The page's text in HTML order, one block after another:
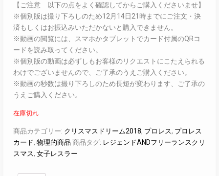
【ご注意 以下の点をよく確認してからご購入くださいませ】
※個別版は撮り下ろしのため12月14日21時までにご注文・決
済もしくはお振込みいただかないと購入できません。
※動画の閲覧には、スマホかタブレットでカード付属のQRコ
ードを読み取ってください。
※個別版の動画は必ずしもお客様のリクエストにこたえられる
わけでございませんので、ご了承のうえご購入ください。
※動画の秒数は撮り下ろしのため長短が変わります、ご了承の
うえご購入ください。
在庫切れ
商品カテゴリー: クリスマスドリーム2018, プロレス, プロレス
カード, 物理的商品 商品タグ: レジェンドANDフリーランスクリ
スマス, 女子レスラー